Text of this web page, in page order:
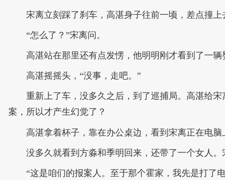
宋离立刻踩了刹车，高湛身子往前一顷，差点撞
“怎么了？”宋离问。
高湛站在那里还有点发愣，他明明刚才看到了一辆
高湛摇摇头，“没事，走吧。”
重新上了车，没多久之后，到了巡捕局。高湛给
案，所以才产生幻觉了？
高湛拿着杯子，靠在办公桌边，看到宋离正在电
没多久就看到方淼和季明回来，还带了一个女人
“这是咱们的报案人。至于那个霍家，我先是打了